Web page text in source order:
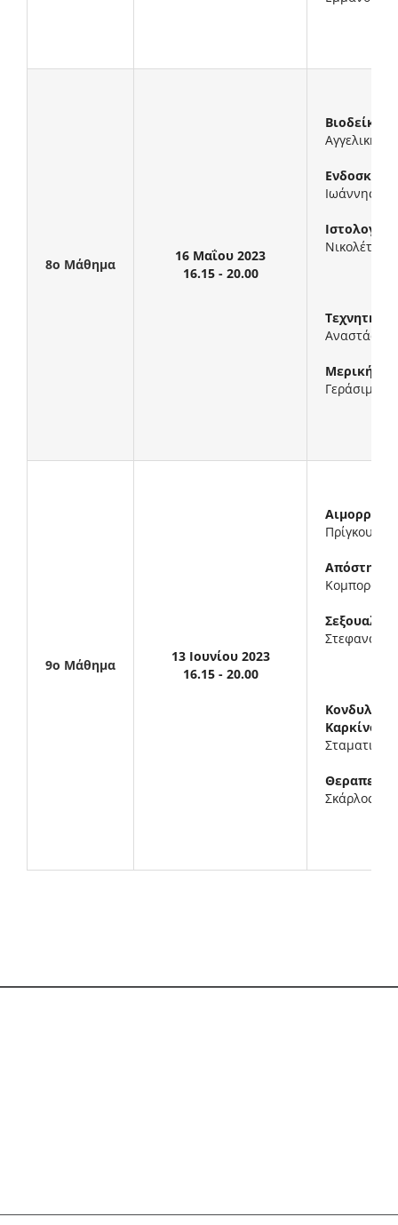
8ο Μάθημα
16 Μαΐου 2023
16.15 - 20.00
Αγγελική
Iωάννης
Νικολέττα
Τεχνητή
Μερική ή
Γεράσιμος
9ο Μάθημα
13 Ιουνίου 2023
16.15 - 20.00
Απόστημα-
Στεφανάκη
Καρκίνος
Θεραπεία
Σκάρλος